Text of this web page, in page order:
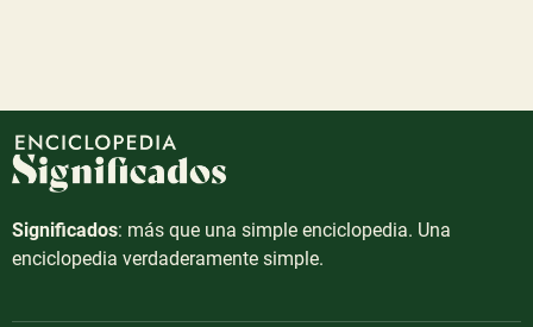
Significados: más que una simple enciclopedia. Una
enciclopedia verdaderamente simple.